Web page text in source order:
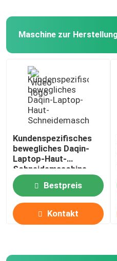
Kundenspezifisches
bewegliches Daqin-
Laptop-Haut-
Schneidemaschine
DURCHLAUF-CER
Bestpreis
Kontakt